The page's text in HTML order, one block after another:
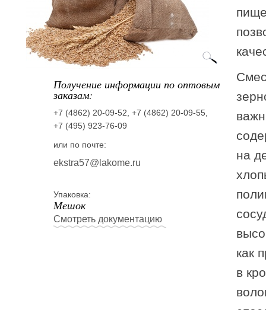
на
как
в
Получение информации по оптовым
заказам:
+7 (4862) 20-09-52, +7 (4862) 20-09-55,
+7 (495) 923-76-09
или по почте:
ekstra57@lakome.ru
Упаковка:
Мешок
Смотреть документацию